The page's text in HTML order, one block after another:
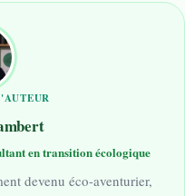
en transition écologique
devenu éco-aventurier,